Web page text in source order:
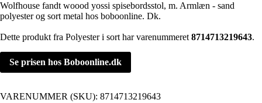
Wolfhouse fandt woood yossi spisebordsstol, m. Armlæn - sand
polyester og sort metal hos boboonline. Dk.
Dette produkt fra Polyester i sort har varenummeret 8714713219643.
Se prisen hos Boboonline.dk
VARENUMMER (SKU): 8714713219643